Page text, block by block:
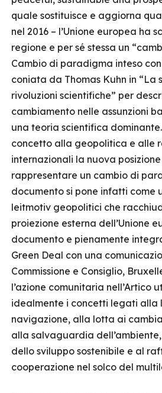
quale sostituisce e aggiorna
nel 2016 – l’Unione europea ha
regione e per sé stessa un
Cambio di paradigma inteso con
coniata da Thomas Kuhn in “La
rivoluzioni scientifiche” per
cambiamento nelle assunzioni
una teoria scientifica
concetto alla geopolitica e alle
internazionali la nuova
rappresentare un cambio di
documento si pone infatti come
leitmotiv geopolitici che
proiezione esterna dell’Unione
documento e pienamente
Green Deal con una
Commissione e Consiglio,
l’azione comunitaria nell’Artico
idealmente i concetti legati alla
navigazione, alla lotta ai
alla salvaguardia
dello sviluppo sostenibile e al
cooperazione nel solco del